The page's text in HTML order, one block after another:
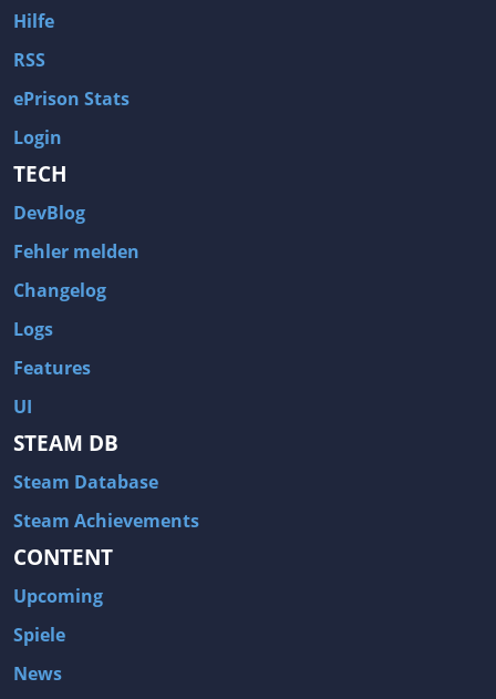
Hilfe
RSS
ePrison Stats
Login
TECH
DevBlog
Fehler melden
Changelog
Logs
Features
UI
STEAM DB
Steam Database
Steam Achievements
CONTENT
Upcoming
Spiele
News